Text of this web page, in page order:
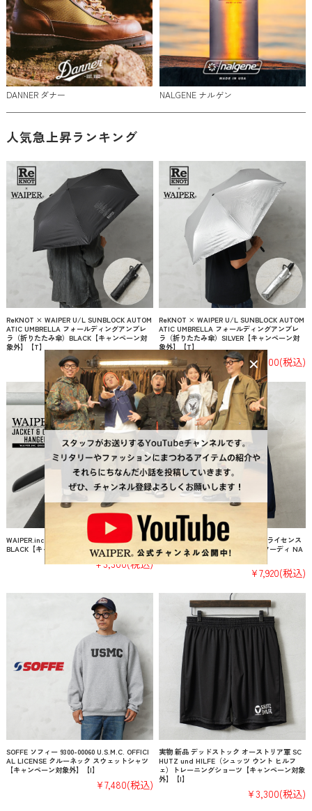
DANNER ダナー NALGENE ナルゲン
人気急上昇ランキング
ReKNOT × WAIPER U/L SUNBLOCK AUTOM
ATIC UMBRELLA フォールディングアンブレ
ラ（折りたたみ傘）BLACK【キャンペーン対
象外】【T】
¥6,600(税込)
ReKNOT × WAIPER U/L SUNBLOCK AUTOM
ATIC UMBRELLA フォールディングアンブレ
ラ（折りたたみ傘）SILVER【キャンペーン対
象外】【T】
¥6,600(税込)
WAIPER.inc 男性用 ジャケットコートハンガー
BLACK【キャンペーン対象外】【T】
¥3,300(税込)
新品 米軍 U.S.NAVY オフィシャルライセンス
トレーニング スウェット ジップ フーディ NA
VY【キャンペーン対象外】【I】
¥7,920(税込)
SOFFE ソフィー 9300-00060 U.S.M.C. OFFICI
AL LICENSE クルーネック スウェットシャツ
【キャンペーン対象外】【I】
¥7,480(税込)
実物 新品 デッドストック オーストリア軍 SC
HUTZ und HILFE（シュッツ ウント ヒルフ
ェ）トレーニングショーツ【キャンペーン対象
外】【I】
¥3,300(税込)